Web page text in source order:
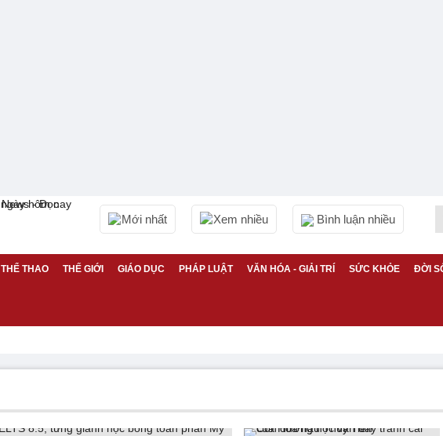
Mới nhất Xem nhiều Bình luận nhiều
THỂ THAO THẾ GIỚI GIÁO DỤC PHÁP LUẬT VĂN HÓA - GIẢI TRÍ SỨC KHỎE ĐỜI